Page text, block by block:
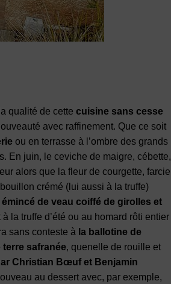
qualité de cette cuisine sans cesse
avec raffinement. Que ce soit
ou en terrasse à l’ombre des grands
En juin, le ceviche de maigre, cébette,
alors que la fleur de courgette, farcie
crémé (lui aussi à la truffe)
émincé de veau coiffé de girolles et
la truffe d’été ou au homard rôti entier
sans conteste à la ballotine de
safranée, quenelle de rouille et
Christian Bœuf et Benjamin
au dessert avec, par exemple,